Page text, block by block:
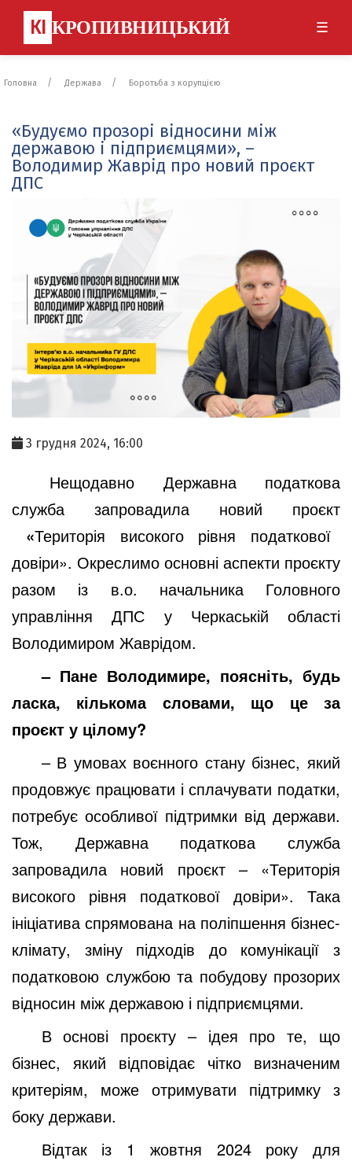
КІ КРОПИВНИЦЬКИЙ ☰
Головна Держава Боротьба з корупцією
«Будуємо прозорі відносини між
державою і підприємцями», –
Володимир Жаврід про новий проєкт
ДПС
3 грудня 2024, 16:00
Нещодавно Державна податкова
служба запровадила новий проєкт
«Територія високого рівня податкової
довіри». Окреслимо основні аспекти проєкту
разом із в.о. начальника Головного
управління ДПС у Черкаській області
Володимиром Жаврідом.
– Пане Володимире, поясніть, будь
ласка, кількома словами, що це за
проєкт у цілому?
– В умовах воєнного стану бізнес, який
продовжує працювати і сплачувати податки,
потребує особливої підтримки від держави.
Тож, Державна податкова служба
запровадила новий проєкт – «Територія
високого рівня податкової довіри». Така
ініціатива спрямована на поліпшення бізнес-
клімату, зміну підходів до комунікації з
податковою службою та побудову прозорих
відносин між державою і підприємцями.
В основі проєкту – ідея про те, що
бізнес, який відповідає чітко визначеним
критеріям, може отримувати підтримку з
боку держави.
Відтак із 1 жовтня 2024 року для